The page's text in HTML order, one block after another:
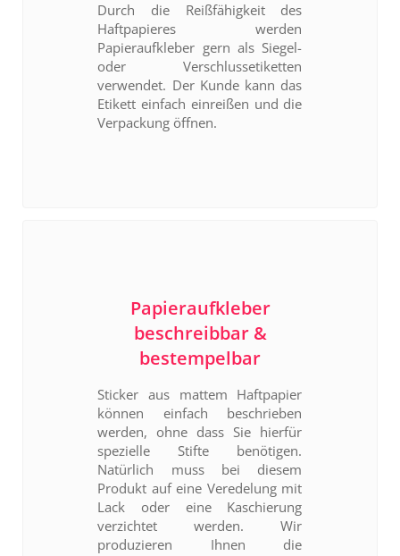
Durch die Reißfähigkeit des
Haftpapieres werden
Papieraufkleber gern als Siegel-
oder Verschlussetiketten
verwendet. Der Kunde kann das
Etikett einfach einreißen und die
Verpackung öffnen.
Papieraufkleber
beschreibbar &
bestempelbar
Sticker aus mattem Haftpapier
können einfach beschrieben
werden, ohne dass Sie hierfür
spezielle Stifte benötigen.
Natürlich muss bei diesem
Produkt auf eine Veredelung mit
Lack oder eine Kaschierung
verzichtet werden. Wir
produzieren Ihnen die